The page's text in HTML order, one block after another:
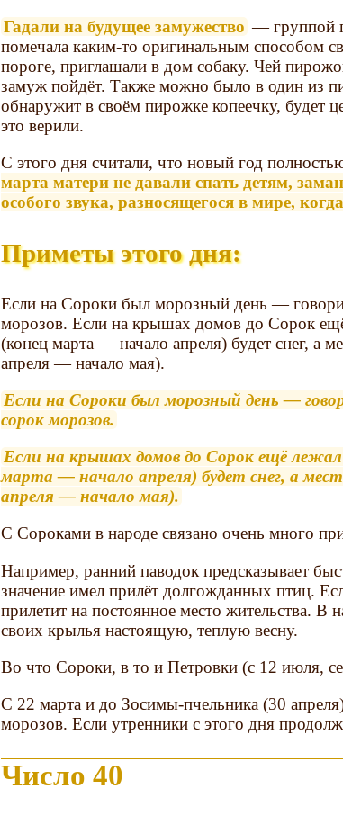
Гадали на будущее замужество — группой
помечала каким-то оригинальным способом
пороге, приглашали в дом собаку. Чей
замуж пойдёт. Также можно было в один из
обнаружит в своём пирожке копеечку, будет
это верили.
С этого дня считали, что новый год
марта матери не давали спать детям,
особого звука, разносящегося в мире,
Приметы этого дня:
Если на Сороки был морозный день —
морозов. Если на крышах домов до Сорок
(конец марта — начало апреля) будет снег, а
апреля — начало мая).
Если на Сороки был морозный день —
сорок морозов.
Если на крышах домов до Сорок ещё
марта — начало апреля) будет снег, а
апреля — начало мая).
С Сороками в народе связано очень много
Например, ранний паводок предсказывает
значение имел прилёт долгожданных птиц.
прилетит на постоянное место жительства. В
своих крылья настоящую, теплую весну.
Во что Сороки, в то и Петровки (с 12 июля,
С 22 марта и до Зосимы-пчельника (30
морозов. Если утренники с этого дня
Число 40